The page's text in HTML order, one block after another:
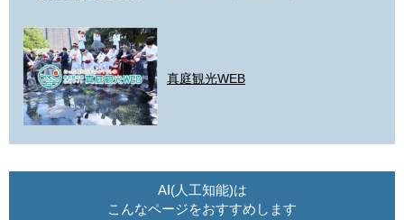
真庭観光WEB
AI(人工知能)は
こんなページをおすすめします